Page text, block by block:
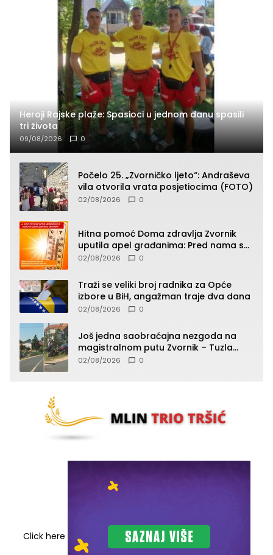
Heroji Rajske plaže: Spasioci u jednom danu spasili
tri života
09/08/2026 0
Počelo 25. „Zvorničko ljeto“: Andraševa
vila otvorila vrata posjetiocima (FOTO)
02/08/2026 0
Hitna pomoć Doma zdravlja Zvornik
uputila apel građanima: Pred nama su
temperature do 40°C, oprez zbog
02/08/2026 0
Traži se veliki broj radnika za Opće
izbore u BiH, angažman traje dva dana
02/08/2026 0
Još jedna saobraćajna nezgoda na
magistralnom putu Zvornik – Tuzla
(FOTO)
02/08/2026 0
Click here